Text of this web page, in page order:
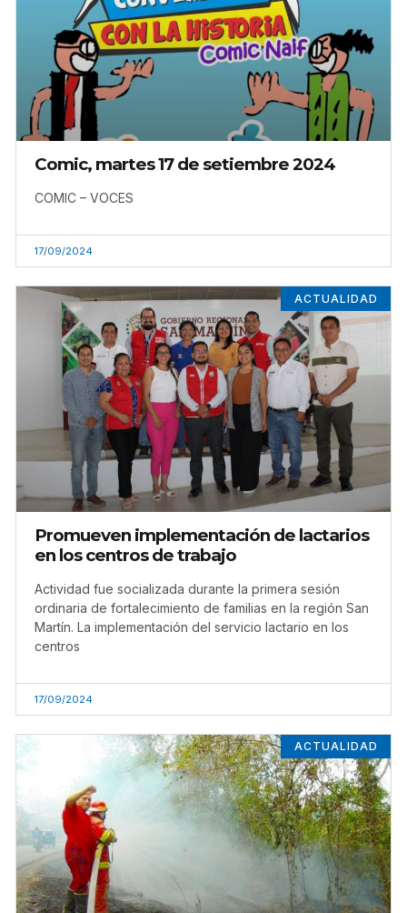
Comic, martes 17 de setiembre 2024
COMIC – VOCES
17/09/2024
ACTUALIDAD
Promueven implementación de lactarios
en los centros de trabajo
Actividad fue socializada durante la primera sesión
ordinaria de fortalecimiento de familias en la región San
Martín. La implementación del servicio lactario en los
centros
17/09/2024
ACTUALIDAD